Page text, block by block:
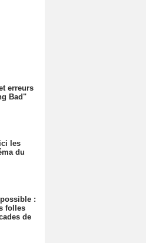
erreurs
Bad"
les
du
:
folles
de